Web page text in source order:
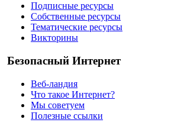
Подписные ресурсы
Собственные ресурсы
Тематические ресурсы
Викторины
Безопасный Интернет
Веб-ландия
Что такое Интернет?
Мы советуем
Полезные ссылки